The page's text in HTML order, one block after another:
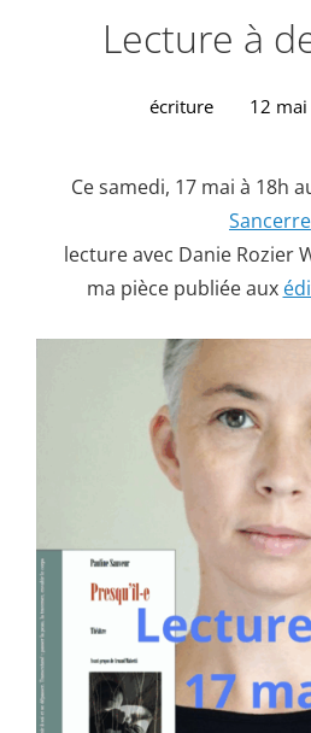
Lecture à
écriture 12
Ce samedi, 17 mai à 18h
Sancerre
lecture avec Danie Rozier
ma pièce publiée aux